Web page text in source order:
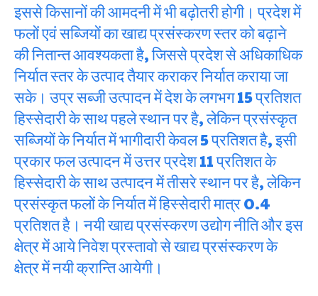
इससे किसानों की आमदनी में भी बढ़ोतरी होगी। प्रदेश में
फलों एवं सब्जियों का खाद्य प्रसंस्करण स्तर को बढ़ाने
की नितान्त आवश्यकता है, जिससे प्रदेश से अधिकाधिक
निर्यात स्तर के उत्पाद तैयार कराकर निर्यात कराया जा
सके। उप्र सब्जी उत्पादन में देश के लगभग 15 प्रतिशत
हिस्सेदारी के साथ पहले स्थान पर है, लेकिन प्रसंस्कृत
सब्जियों के निर्यात में भागीदारी केवल 5 प्रतिशत है, इसी
प्रकार फल उत्पादन में उत्तर प्रदेश 11 प्रतिशत के
हिस्सेदारी के साथ उत्पादन में तीसरे स्थान पर है, लेकिन
प्रसंस्कृत फलों के निर्यात में हिस्सेदारी मात्र 0.4
प्रतिशत है। नयी खाद्य प्रसंस्करण उद्योग नीति और इस
क्षेत्र में आये निवेश प्रस्तावो से खाद्य प्रसंस्करण के
क्षेत्र में नयी क्रान्ति आयेगी।